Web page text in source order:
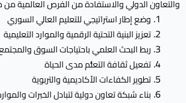
والتعاون الدولي والاستفادة من الفرص العالمية من
وضع إطار استراتيجي للتعليم العالي السوري
تعزيز البنية التحتية الرقمية والموارد التعليمية
ربط البحث العلمي باحتياجات السوق
تفعيل ثقافة التعلُّم مدى الحياة
تطوير الكفاءات الأكاديمية والتربوية
بناء شبكة تعاون دولية لتبادل الخبرات